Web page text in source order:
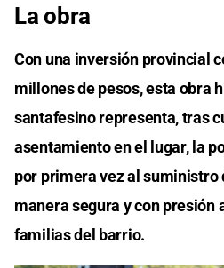
La obra
Con una inversión provincial
millones de pesos, esta obra
santafesino representa, tras
asentamiento en el lugar, la
por primera vez al suministro
manera segura y con presión
familias del barrio.